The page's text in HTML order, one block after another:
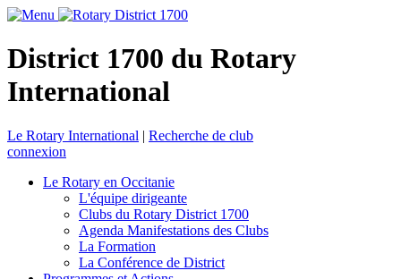
District 1700 du Rotary
International
Le Rotary International | Recherche de club
connexion
Le Rotary en Occitanie
L'équipe dirigeante
Clubs du Rotary District 1700
Agenda Manifestations des Clubs
La Formation
La Conférence de District